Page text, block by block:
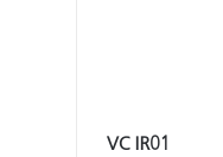
VC IR01